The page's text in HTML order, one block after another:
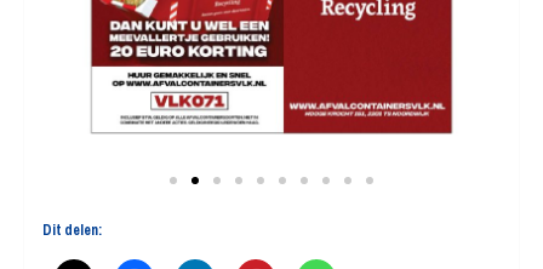
Dit delen: